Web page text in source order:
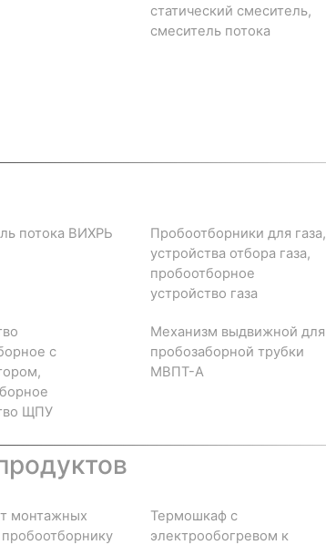
статический смеситель,
смеситель потока
потока ВИХРЬ
Пробоотборники для газа,
устройства отбора газа,
пробоотборное
устройство газа
с
ЩПУ
Механизм выдвижной для
пробозаборной трубки
МВПТ-А
монтажных
пробоотборнику
Термошкаф с
электрообогревом к